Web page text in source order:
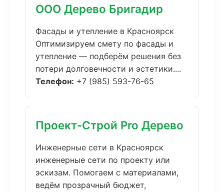
ООО Дерево Бригадир
Фасады и утепление в Красноярск
Оптимизируем смету по фасады и
утепление — подберём решения без
потери долговечности и эстетики....
Телефон: +7 (985) 593-76-65
Проект-Строй Pro Дерево
Инженерные сети в Красноярск
инженерные сети по проекту или
эскизам. Помогаем с материалами,
ведём прозрачный бюджет,